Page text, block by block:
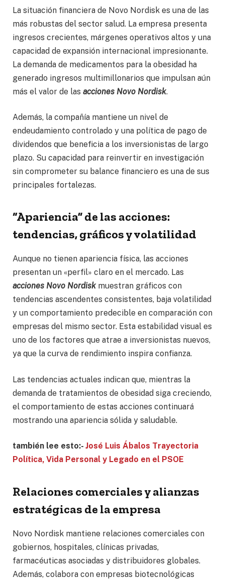
La situación financiera de Novo Nordisk es una de las
más robustas del sector salud. La empresa presenta
ingresos crecientes, márgenes operativos altos y una
capacidad de expansión internacional impresionante.
La demanda de medicamentos para la obesidad ha
generado ingresos multimillonarios que impulsan aún
más el valor de las acciones Novo Nordisk.
Además, la compañía mantiene un nivel de
endeudamiento controlado y una política de pago de
dividendos que beneficia a los inversionistas de largo
plazo. Su capacidad para reinvertir en investigación
sin comprometer su balance financiero es una de sus
principales fortalezas.
“Apariencia” de las acciones:
tendencias, gráficos y volatilidad
Aunque no tienen apariencia física, las acciones
presentan un «perfil» claro en el mercado. Las
acciones Novo Nordiskmuestran gráficos con
tendencias ascendentes consistentes, baja volatilidad
y un comportamiento predecible en comparación con
empresas del mismo sector. Esta estabilidad visual es
uno de los factores que atrae a inversionistas nuevos,
ya que la curva de rendimiento inspira confianza.
Las tendencias actuales indican que, mientras la
demanda de tratamientos de obesidad siga creciendo,
el comportamiento de estas acciones continuará
mostrando una apariencia sólida y saludable.
también lee esto:- José Luis Ábalos Trayectoria
Política, Vida Personal y Legado en el PSOE
Relaciones comerciales y alianzas
estratégicas de la empresa
Novo Nordisk mantiene relaciones comerciales con
gobiernos, hospitales, clínicas privadas,
farmacéuticas asociadas y distribuidores globales.
Además, colabora con empresas biotecnológicas